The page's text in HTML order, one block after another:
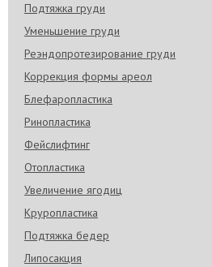
Подтяжка груди
Уменьшение груди
Реэндопротезирование груди
Коррекция формы ареол
Блефаропластика
Ринопластика
Фейслифтинг
Отопластика
Увеличение ягодиц
Круропластика
Подтяжка бедер
Липосакция